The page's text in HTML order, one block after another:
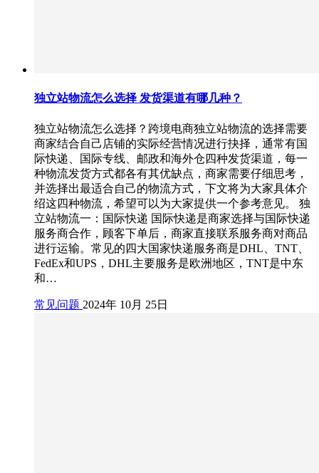
独立站物流怎么选择 发货渠道有哪几种？
独立站物流怎么选择？跨境电商独立站物流的选择需要
商家结合自己店铺的实际经营情况进行抉择，通常有国
际快递、国际专线、邮政和海外仓四种发货渠道，每一
种物流发货方式都各有其优缺点，商家需要仔细思考，
并选择出最适合自己的物流方式，下文将为大家具体介
绍这四种物流，希望可以为大家提供一个参考意见。 独
立站物流一：国际快递 国际快递是商家选择与国际快递
服务商合作，顾客下单后，商家直接联系服务商对商品
进行运输。常见的四大国家快递服务商是DHL、TNT、
FedEx和UPS，DHL主要服务是欧洲地区，TNT是中东
和…
常见问题 2024年 10月 25日